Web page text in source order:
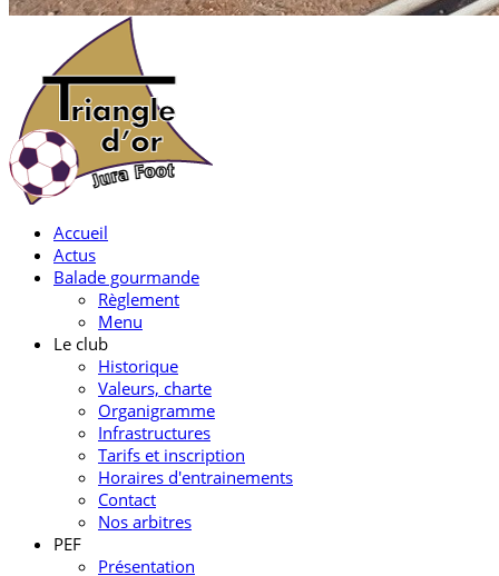
Accueil
Actus
Balade gourmande
Règlement
Menu
Le club
Historique
Valeurs, charte
Organigramme
Infrastructures
Tarifs et inscription
Horaires d'entrainements
Contact
Nos arbitres
PEF
Présentation